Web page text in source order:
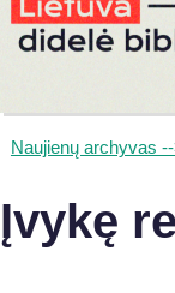
Naujienų archyvas
Įvykę